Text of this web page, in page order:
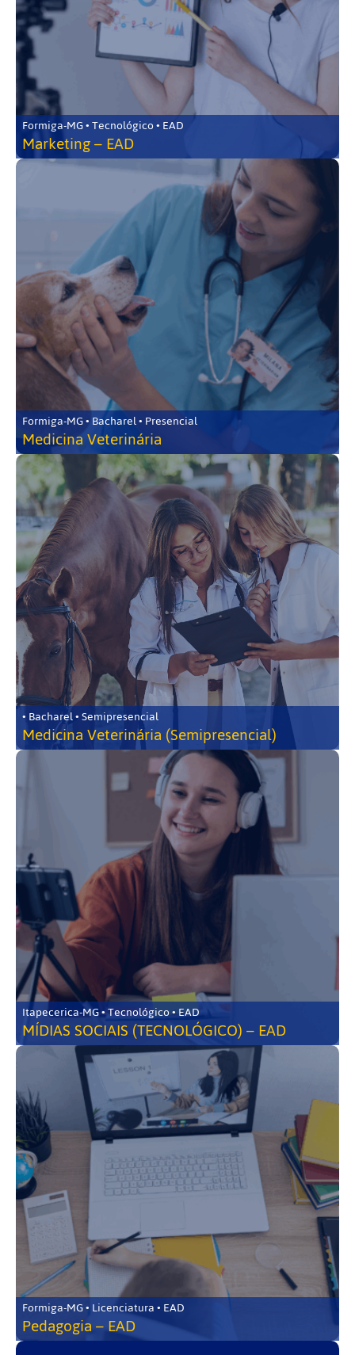
Formiga-MG • Tecnológico • EAD
Marketing – EAD
Formiga-MG • Bacharel • Presencial
Medicina Veterinária
• Bacharel • Semipresencial
Medicina Veterinária (Semipresencial)
Itapecerica-MG • Tecnológico • EAD
MÍDIAS SOCIAIS (TECNOLÓGICO) – EAD
Formiga-MG • Licenciatura • EAD
Pedagogia – EAD